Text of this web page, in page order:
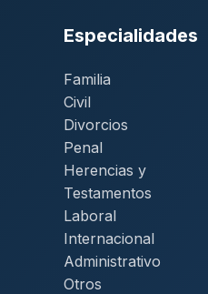
Especialidades
Familia
Civil
Divorcios
Penal
Herencias y
Testamentos
Laboral
Internacional
Administrativo
Otros